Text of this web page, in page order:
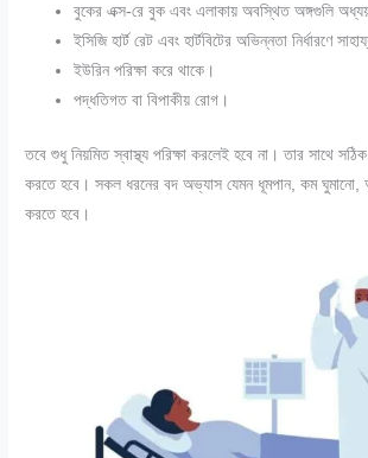
বুকের এক্স-রে বুক এবং এলাকায় অবস্থিত অঙ্গগুলি
ইসিজি হার্ট রেট এবং হার্টবিটের অভিন্নতা নির্ধারণে
ইউরিন পরিক্ষা করে থাকে।
পদ্ধতিগত বা বিপাকীয় রোগ।
তবে শুধু নিয়মিত স্বাস্থ্য পরিক্ষা করলেই হবে না। তার সাথে
করতে হবে। সকল ধরনের বদ অভ্যাস যেমন ধূমপান, কম ঘুমানো,
করতে হবে।